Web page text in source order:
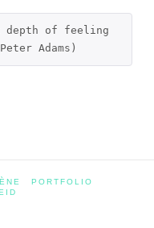
depth of feeling
Adams)
PORTFOLIO